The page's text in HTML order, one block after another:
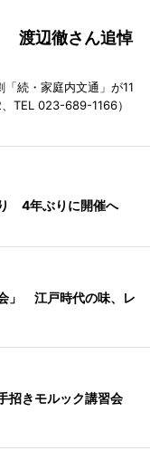
渡辺徹さん追悼
続・家庭内文通」が11
TEL 023-689-1166）
4年ぶりに開催へ
」 江戸時代の味、レ
招きモルック講習会